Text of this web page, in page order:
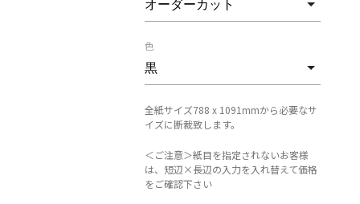
色
全紙サイズ788 x 1091mmから必要なサ
イズに断裁致します。
＜ご注意＞紙目を指定されないお客様
は、短辺×長辺の入力を入れ替えて価格
をご確認下さい